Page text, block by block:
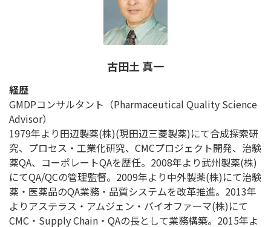
古田土 真一
経歴
GMDPコンサルタント（Pharmaceutical Quality Science
Advisor）
1979年より田辺製薬(株)(現田辺三菱製薬)にて合成探索研
究、プロセス・工業化研究、CMCプロジェクト開発、治験
薬QA、コーポレートQAを歴任。2008年より武州製薬(株)
にてQA/QCの管理監督。2009年より中外製薬(株)にて治験
薬・医薬品のQA業務・品質システムを改革推進。2013年
よりアステラス・アムジェン・バイオファーマ(株)にて
CMC・Supply Chain・QAの長として業務構築。2015年よ